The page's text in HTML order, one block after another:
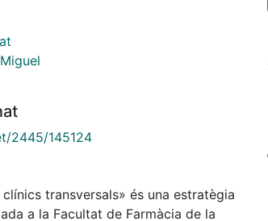
2445/145124
transversals» és una estratègia
a la Facultat de Farmàcia de la